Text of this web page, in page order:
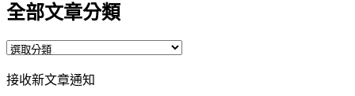
全部文章分類
全
文
接收新文章通知